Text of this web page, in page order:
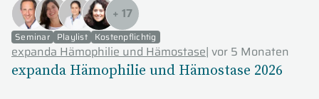
+ 17
Seminar Playlist Kostenpflichtig
expanda Hämophilie und Hämostase| vor 5 Monaten
expanda Hämophilie und Hämostase 2026